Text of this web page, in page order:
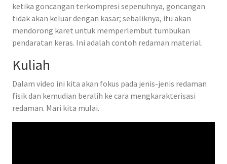
ketika goncangan terkompresi sepenuhnya, goncangan
tidak akan keluar dengan kasar; sebaliknya, itu akan
mendorong karet untuk memperlembut tumbukan
pendaratan keras. Ini adalah contoh redaman material.
Kuliah
Dalam video ini kita akan fokus pada jenis-jenis redaman
fisik dan kemudian beralih ke cara mengkarakterisasi
redaman. Mari kita mulai.